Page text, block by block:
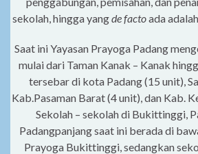
sekolah, hingga yangde factoada
Saat ini Yayasan Prayoga Padang
mulai dari Taman Kanak – Kanak
tersebar di kota Padang (15 unit),
Kab.Pasaman Barat (4 unit), dan Kab.
Sekolah – sekolah di Bukittinggi,
Padangpanjang saat ini berada di
Prayoga Bukittinggi, sedangkan